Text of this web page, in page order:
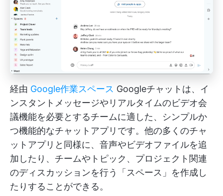
経由 Google作業スペース Googleチャットは、イ
ンスタントメッセージやリアルタイムのビデオ会
議機能を必要とするチームに適した、シンプルか
つ機能的なチャットアプリです。他の多くのチャ
ットアプリと同様に、音声やビデオファイルを追
加したり、チームやトピック、プロジェクト関連
のディスカッションを行う「スペース」を作成し
たりすることができる。